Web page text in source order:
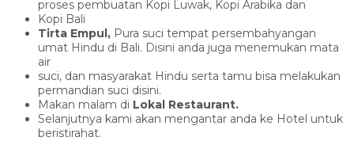
proses pembuatan Kopi Luwak, Kopi Arabika dan
Kopi Bali
Tirta Empul, Pura suci tempat persembahyangan
umat Hindu di Bali. Disini anda juga menemukan mata
air
suci, dan masyarakat Hindu serta tamu bisa melakukan
permandian suci disini.
Makan malam di Lokal Restaurant.
Selanjutnya kami akan mengantar anda ke Hotel untuk
beristirahat.